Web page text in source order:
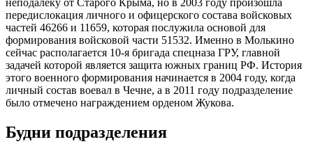
передислокация личного и офицерского состава войсковых
частей 46266 и 11659, которая послужила основой для
формирования войсковой части 51532. Именно в Молькино
сейчас располагается 10-я бригада спецназа ГРУ, главной
задачей которой является защита южных границ РФ. История
этого военного формирования начинается в 2004 году, когда
личный состав воевал в Чечне, а в 2011 году подразделение
было отмечено награждением орденом Жукова.
Будни подразделения